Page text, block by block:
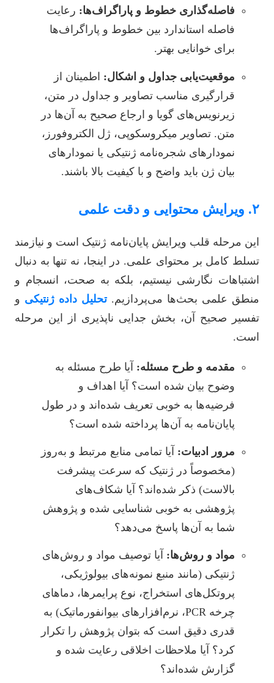
فاصله‌گذاری خطوط و پاراگراف‌ها:رعایت
فاصله استاندارد بین خطوط و پاراگراف‌ها
برای خوانایی بهتر.
موقعیت‌یابی جداول و اشکال:اطمینان از
قرارگیری مناسب تصاویر و جداول در متن،
زیرنویس‌های گویا و ارجاع صحیح به آن‌ها در
متن. تصاویر میکروسکوپی، ژل الکتروفورز،
نمودارهای شجره‌نامه ژنتیکی یا نمودارهای
بیان ژن باید واضح و با کیفیت بالا باشند.
این مرحله قلب ویرایش پایان‌نامه ژنتیک است و نیازمند
تسلط کامل بر محتوای علمی. در اینجا، نه تنها به دنبال
اشتباهات نگارشی نیستیم، بلکه به صحت، انسجام و
منطق علمی بحث‌ها می‌پردازیم.تحلیل داده ژنتیکیو
تفسیر صحیح آن، بخش جدایی ناپذیری از این مرحله
است.
مقدمه و طرح مسئله:آیا طرح مسئله به
وضوح بیان شده است؟ آیا اهداف و
فرضیه‌ها به خوبی تعریف شده‌اند و در طول
پایان‌نامه به آن‌ها پرداخته شده است؟
مرور ادبیات:آیا تمامی منابع مرتبط و به‌روز
(مخصوصاً در ژنتیک که سرعت پیشرفت
بالاست) ذکر شده‌اند؟ آیا شکاف‌های
پژوهشی به خوبی شناسایی شده و پژوهش
شما به آن‌ها پاسخ می‌دهد؟
مواد و روش‌ها:آیا توصیف مواد و روش‌های
ژنتیکی (مانند منبع نمونه‌های بیولوژیکی،
پروتکل‌های استخراج، نوع پرایمرها، دماهای
چرخه PCR، نرم‌افزارهای بیوانفورماتیک) به
قدری دقیق است که بتوان پژوهش را تکرار
کرد؟ آیا ملاحظات اخلاقی رعایت شده و
گزارش شده‌اند؟